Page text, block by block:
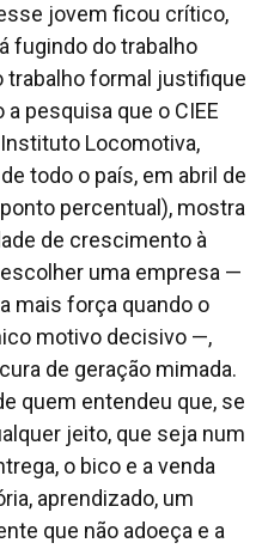
jovem ficou crítico,
fugindo do trabalho
trabalho formal justifique
pesquisa que o CIEE
Locomotiva,
todo o país, em abril de
percentual), mostra
de crescimento à
uma empresa —
mais força quando o
motivo decisivo —,
de geração mimada.
quem entendeu que, se
jeito, que seja num
o bico e a venda
aprendizado, um
que não adoeça e a